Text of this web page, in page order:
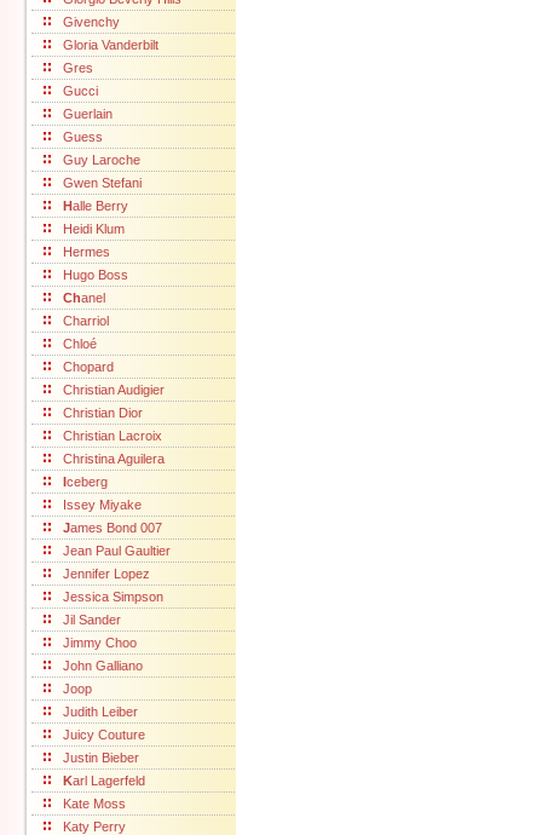
Givenchy
Gloria Vanderbilt
Gres
Gucci
Guerlain
Guess
Guy Laroche
Gwen Stefani
Halle Berry
Heidi Klum
Hermes
Hugo Boss
Chanel
Charriol
Chloé
Chopard
Christian Audigier
Christian Dior
Christian Lacroix
Christina Aguilera
Iceberg
Issey Miyake
James Bond 007
Jean Paul Gaultier
Jennifer Lopez
Jessica Simpson
Jil Sander
Jimmy Choo
John Galliano
Joop
Judith Leiber
Juicy Couture
Justin Bieber
Karl Lagerfeld
Kate Moss
Katy Perry